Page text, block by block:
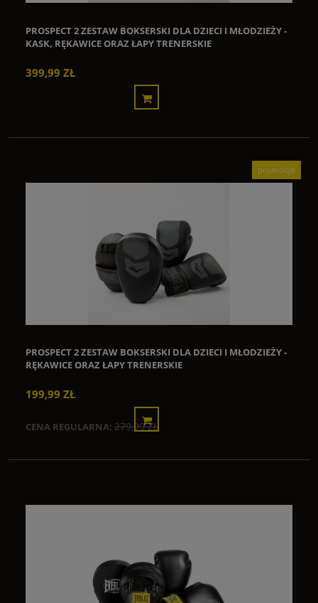
PROSPECT 2 ZESTAW BOKSERSKI DLA DZIECI I MŁODZIEŻY -
KASK, RĘKAWICE ORAZ ŁAPY TRENERSKIE
399,99 ZŁ
PROSPECT 2 ZESTAW BOKSERSKI DLA DZIECI I MŁODZIEŻY -
RĘKAWICE ORAZ ŁAPY TRENERSKIE
199,99 ZŁ
CENA REGULARNA: 279,99 ZŁ
promocja